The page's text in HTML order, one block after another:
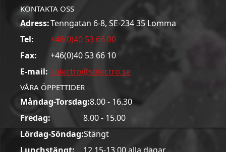
KONTAKTA OSS
Adress:Tenngatan 6-8, SE-234 35 Lomma
Tel:
+46(0)40 53 66 00
Fax:
+46(0)40 53 66 10
E-mail: solectro@solectro.se
VÅRA ÖPPETTIDER
Måndag-Torsdag:8.00 - 16.30
Fredag:
8.00 - 15.00
Lördag-Söndag:Stängt